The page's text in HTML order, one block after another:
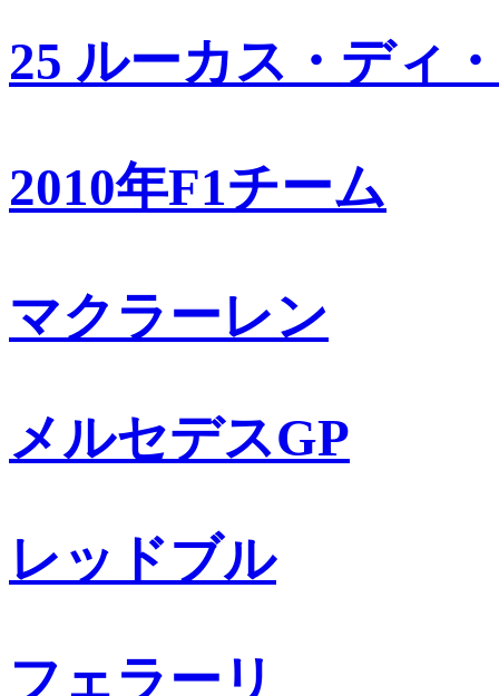
25 ルーカス・ディ
2010年F1チーム
マクラーレン
メルセデスGP
レッドブル
フェラーリ